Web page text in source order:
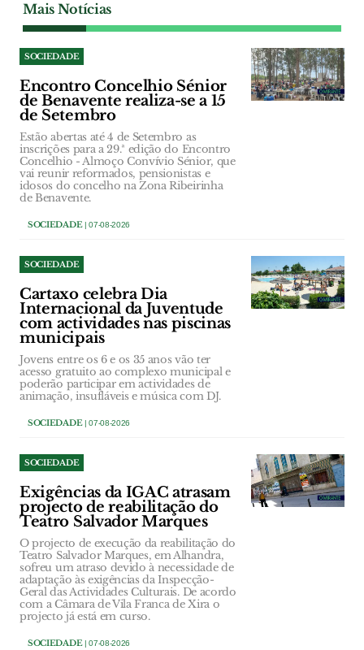
Mais Notícias
SOCIEDADE
Encontro Concelhio Sénior
de Benavente realiza-se a 15
de Setembro
Estão abertas até 4 de Setembro as
inscrições para a 29.ª edição do Encontro
Concelhio - Almoço Convívio Sénior, que
vai reunir reformados, pensionistas e
idosos do concelho na Zona Ribeirinha
de Benavente.
SOCIEDADE| 07-08-2026
SOCIEDADE
Cartaxo celebra Dia
Internacional da Juventude
com actividades nas piscinas
municipais
Jovens entre os 6 e os 35 anos vão ter
acesso gratuito ao complexo municipal e
poderão participar em actividades de
animação, insufláveis e música com DJ.
SOCIEDADE| 07-08-2026
SOCIEDADE
Exigências da IGAC atrasam
projecto de reabilitação do
Teatro Salvador Marques
O projecto de execução da reabilitação do
Teatro Salvador Marques, em Alhandra,
sofreu um atraso devido à necessidade de
adaptação às exigências da Inspecção-
Geral das Actividades Culturais. De acordo
com a Câmara de Vila Franca de Xira o
projecto já está em curso.
SOCIEDADE| 07-08-2026